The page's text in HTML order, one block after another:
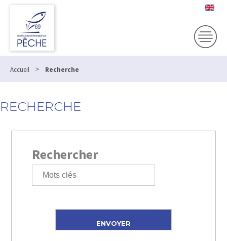
Accueil > Recherche
RECHERCHE
Rechercher